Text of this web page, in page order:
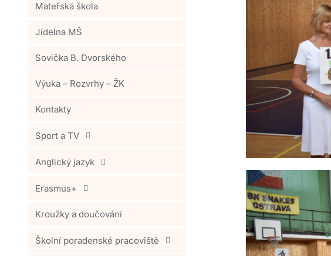
Mateřská škola
Jídelna MŠ
Sovička B. Dvorského
Výuka – Rozvrhy – ŽK
Kontakty
Sport a TV
Anglický jazyk
Erasmus+
Kroužky a doučování
Školní poradenské pracoviště